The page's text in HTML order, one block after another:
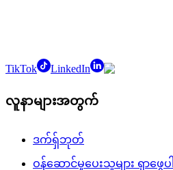
TikTok LinkedIn
လူနာများအတွက်
ဒက်ရှ်ဘုတ်
ဝန်ဆောင်မှုပေးသူများ ရှာဖွေပါ